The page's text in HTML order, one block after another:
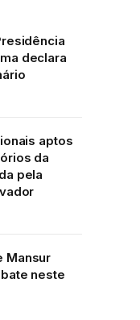
declara
aptos
da
pela
Mansur
neste